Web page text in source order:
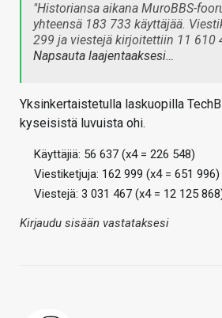
"Historiansa aikana MuroBBS-
yhteensä 183 733 käyttäjää.
299 ja viestejä kirjoitettiin 11 610
Napsauta laajentaaksesi…
Yksinkertaistetulla laskuopilla
kyseisistä luvuista ohi.
Käyttäjiä: 56 637 (x4 = 226 548)
Viestiketjuja: 162 999 (x4 = 651 996)
Viestejä: 3 031 467 (x4 = 12 125
Kirjaudu sisään vastataksesi